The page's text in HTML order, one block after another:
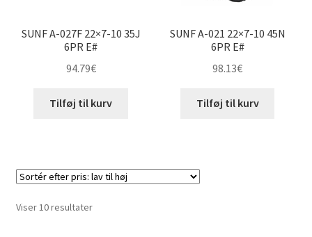
SUNF A-027F 22×7-10 35J
6PR E#
94.79€
Tilføj til kurv
SUNF A-021 22×7-10 45N
6PR E#
98.13€
Tilføj til kurv
Viser 10 resultaterSorteret